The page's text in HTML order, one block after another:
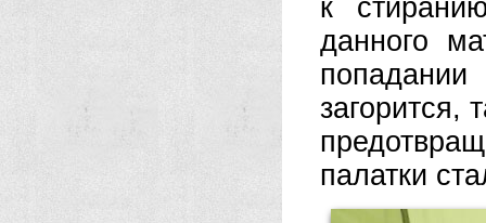
к
данного
загорится,
палатки